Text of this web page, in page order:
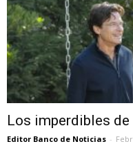
Los imperdibles de
Editor Banco de Noticias -